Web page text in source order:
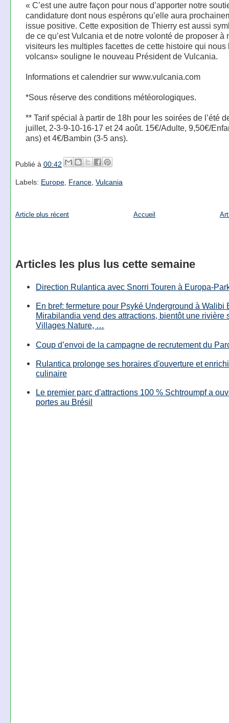
« C’est une autre façon pour nous d’apporter notre
candidature dont nous espérons qu’elle aura
issue positive. Cette exposition de Thierry est aussi
de ce qu’est Vulcania et de notre volonté de proposer à
visiteurs les multiples facettes de cette histoire qui nous
volcans» souligne le nouveau Président de Vulcania.
Informations et calendrier sur www.vulcania.com
*Sous réserve des conditions météorologiques.
** Tarif spécial à partir de 18h pour les soirées de l’été
juillet, 2-3-9-10-16-17 et 24 août. 15€/Adulte, 9,50€/
ans) et 4€/Bambin (3-5 ans).
Publié à 00:42
Labels: Europe, France, Vulcania
Article plus récent Accueil
Articles les plus lus cette semaine
Direction Rulantica avec Snorri Touren à Europa-
En bref: fermeture pour Psyké Underground à Walibi
Mirabilandia vend des attractions, bientôt une rivière
Villages Nature, …
Coup d’envoi de la campagne de recrutement du
Rulantica prolonge ses horaires d'ouverture et
culinaire
Le premier parc d'attractions 100 % Schtroumpf a
portes au Brésil